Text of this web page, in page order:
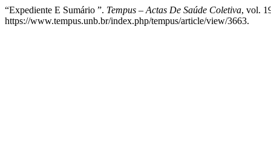
“Expediente E Sumário ”. Tempus – Actas De Saúde Coletiva, vol.
https://www.tempus.unb.br/index.php/tempus/article/view/3663.